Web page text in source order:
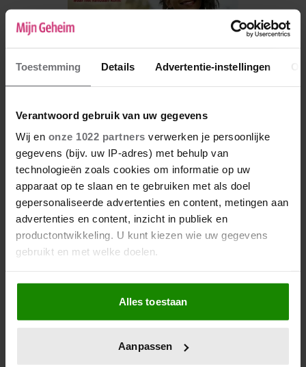
Toestemming Details Advertentie-instellingen
Verantwoord gebruik van uw gegevens
Wij en onze 1022 partners verwerken je persoonlijke
gegevens (bijv. uw IP-adres) met behulp van
technologieën zoals cookies om informatie op uw
apparaat op te slaan en te gebruiken met als doel
gepersonaliseerde advertenties en content, metingen aan
advertenties en content, inzicht in publiek en
productontwikkeling. U kunt kiezen wie uw gegevens
gebruikt en met welke doelen.
Als u het toestaat, willen we ook graag:
Informatie verzamelen over uw geografische locatie,
die tot een paar meter nauwkeurig kan zijn
op specifieke eigenschappen (fingerprinting)
Alles toestaan
Aanpassen
De nieuwe Mijn Geheim ligt nu in de winkel
Abonneren
Digitaal lezen
Los kopen